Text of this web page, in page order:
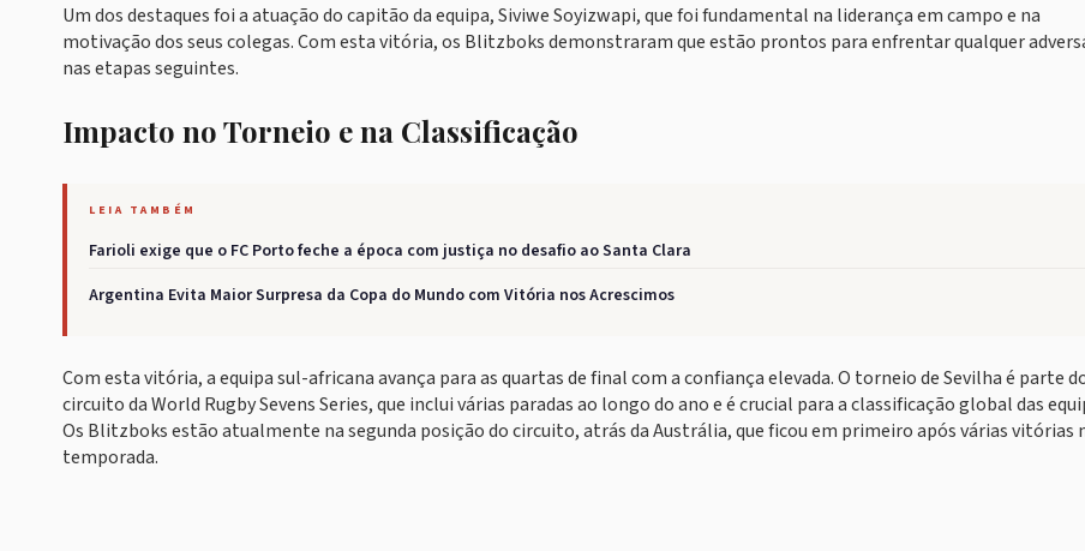
Um dos destaques foi a atuação do capitão da equipa, Siviwe Soyizwapi, que foi fundamental na liderança em campo e na
motivação dos seus colegas. Com esta vitória, os Blitzboks demonstraram que estão prontos para enfrentar qualquer
nas etapas seguintes.
Impacto no Torneio e na Classificação
LEIA TAMBÉM
Farioli exige que o FC Porto feche a época com justiça no desafio ao Santa Clara
Argentina Evita Maior Surpresa da Copa do Mundo com Vitória nos Acrescimos
Com esta vitória, a equipa sul-africana avança para as quartas de final com a confiança elevada. O torneio de Sevilha é parte
circuito da World Rugby Sevens Series, que inclui várias paradas ao longo do ano e é crucial para a classificação global das
Os Blitzboks estão atualmente na segunda posição do circuito, atrás da Austrália, que ficou em primeiro após várias vitórias
temporada.